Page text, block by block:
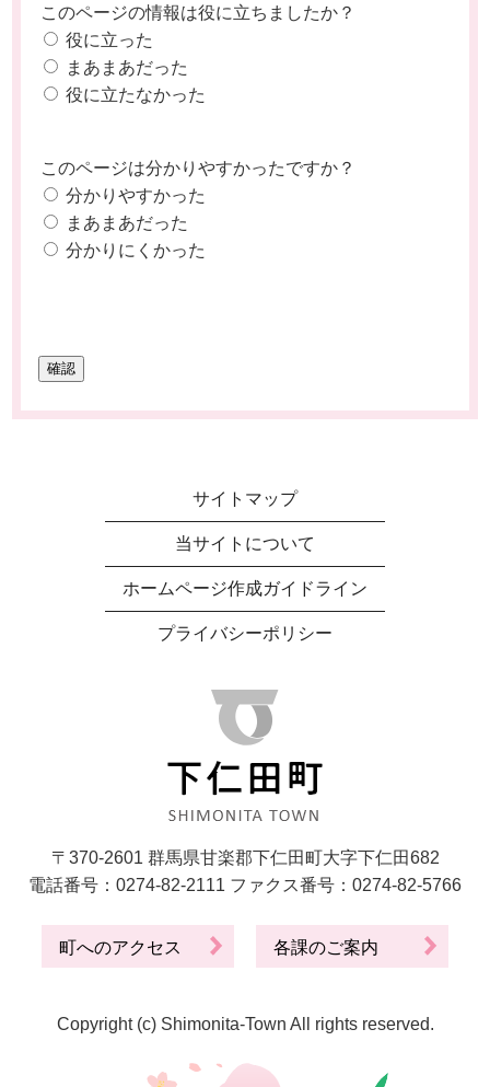
このページの情報は役に立ちましたか？
役に立った
まあまあだった
役に立たなかった
このページは分かりやすかったですか？
分かりやすかった
まあまあだった
分かりにくかった
サイトマップ
当サイトについて
ホームページ作成ガイドライン
プライバシーポリシー
〒370-2601 群馬県甘楽郡下仁田町大字下仁田682
電話番号：0274-82-2111 ファクス番号：0274-82-5766
町へのアクセス 各課のご案内
Copyright (c) Shimonita-Town All rights reserved.